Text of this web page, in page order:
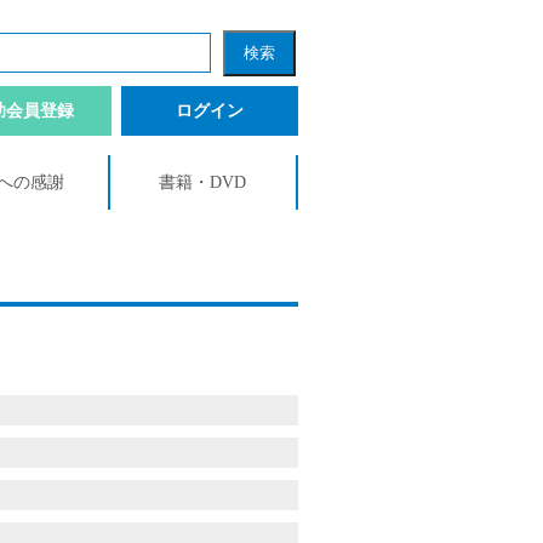
会員登録 ログイン
の感謝 書籍・DVD